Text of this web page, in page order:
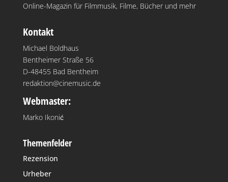
Online-Magazin für Filmmusik, Filme, Bücher und mehr
Kontakt
Michael Boldhaus
Bentheimer Straße 56
D-48455 Bad Bentheim
redaktion@cinemusic.de
Webmaster:
Marko Ikonić
Themenfelder
Rezension
Urheber